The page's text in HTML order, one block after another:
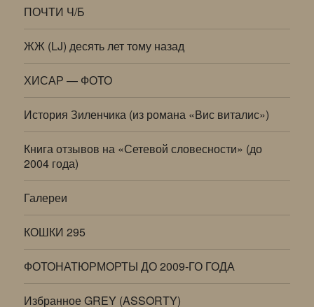
ПОЧТИ Ч/Б
ЖЖ (LJ) десять лет тому назад
ХИСАР — ФОТО
История Зиленчика (из романа «Вис виталис»)
Книга отзывов на «Сетевой словесности» (до
2004 года)
Галереи
КОШКИ 295
ФОТОНАТЮРМОРТЫ ДО 2009-ГО ГОДА
Избранное GREY (ASSORTY)